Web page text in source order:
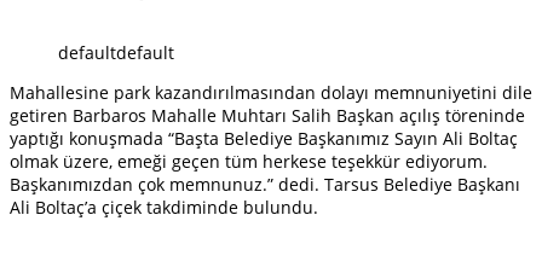
defaultdefault
Mahallesine park kazandırılmasından dolayı memnuniyetini dile
getiren Barbaros Mahalle Muhtarı Salih Başkan açılış töreninde
yaptığı konuşmada “Başta Belediye Başkanımız Sayın Ali Boltaç
olmak üzere, emeği geçen tüm herkese teşekkür ediyorum.
Başkanımızdan çok memnunuz.” dedi. Tarsus Belediye Başkanı
Ali Boltaç’a çiçek takdiminde bulundu.